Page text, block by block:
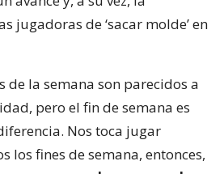
jugadoras de ‘sacar molde’ en
de la semana son parecidos a
pero el fin de semana es
Nos toca jugar
los fines de semana, entonces,